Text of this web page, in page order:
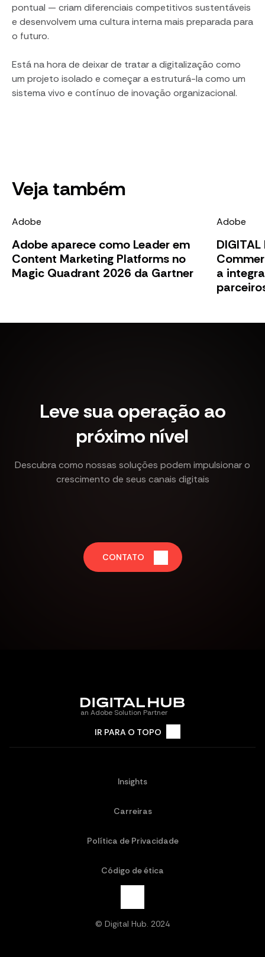
pontual — criam diferenciais competitivos sustentáveis
e desenvolvem uma cultura interna mais preparada para
o futuro.
Está na hora de deixar de tratar a digitalização como
um projeto isolado e começar a estruturá-la como um
sistema vivo e contínuo de inovação organizacional.
Veja também
Adobe
Adobe aparece como Leader em
Content Marketing Platforms no
Magic Quadrant 2026 da Gartner
Adobe
a
Leve sua operação ao
próximo nível
Descubra como nossas soluções podem impulsionar o
crescimento de seus canais digitais
CONTATO
an Adobe Solution Partner
IR PARA O TOPO
© Digital Hub. 2024
Insights
Carreiras
Política de Privacidade
Código de ética